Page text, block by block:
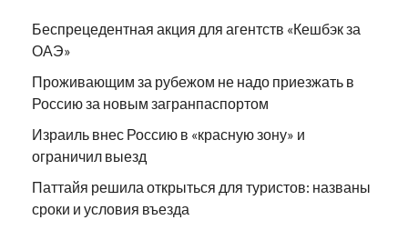
Беспрецедентная акция для агентств «Кешбэк за
ОАЭ»
Проживающим за рубежом не надо приезжать в
Россию за новым загранпаспортом
Израиль внес Россию в «красную зону» и
ограничил выезд
Паттайя решила открыться для туристов: названы
сроки и условия въезда